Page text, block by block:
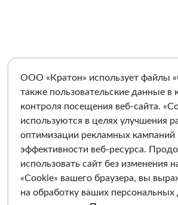
ООО «Кратон» использует файлы
также пользовательские данные в
контроля посещения веб-сайта.
используются в целях улучшения
оптимизации рекламных
эффективности веб-ресурса.
использовать сайт без изменения
«Cookie» вашего браузера, вы
на обработку ваших персональных